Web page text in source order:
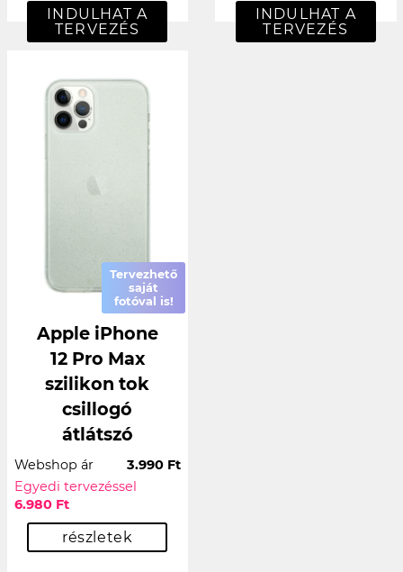
INDULHAT A
TERVEZÉS
INDULHAT A
TERVEZÉS
Tervezhető
saját
fotóval is!
Apple iPhone
12 Pro Max
szilikon tok
csillogó
átlátszó
Webshop ár
3.990 Ft
Egyedi tervezéssel
6.980 Ft
részletek